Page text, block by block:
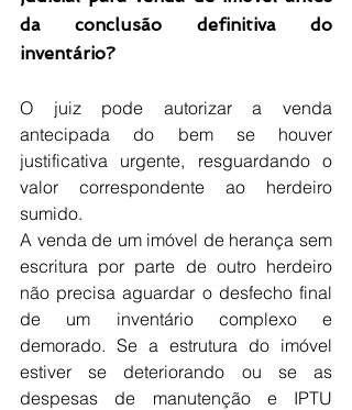
da conclusão definitiva do
inventário?
O juiz pode autorizar a venda
antecipada do bem se houver
justificativa urgente, resguardando o
valor correspondente ao herdeiro
sumido.
A venda de um imóvel de herança sem
escritura por parte de outro herdeiro
não precisa aguardar o desfecho final
de um inventário complexo e
demorado. Se a estrutura do imóvel
estiver se deteriorando ou se as
despesas de manutenção e IPTU